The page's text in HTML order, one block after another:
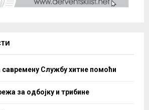
Службу хитне помоћи
за одбојку и трибине